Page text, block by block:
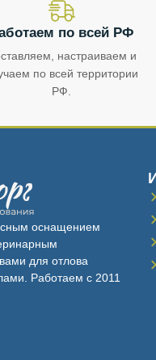
по всей РФ
настраиваем и
по всей территории
РФ.
оснащением
для отлова
Работаем с 2011